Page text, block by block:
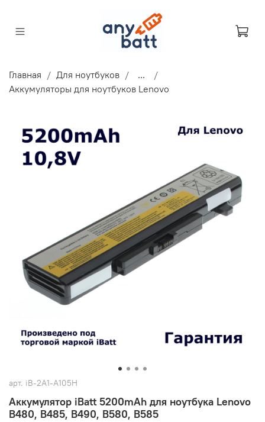
Главная Для ноутбуков
...
Аккумуляторы для ноутбуков Lenovo
арт. iB-2A1-A105H
Аккумулятор iBatt 5200mAh для ноутбука Lenovo
B480, B485, B490, B580, B585